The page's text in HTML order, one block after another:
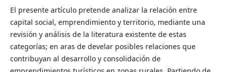
El presente artículo pretende analizar la relación entre
capital social, emprendimiento y territorio, mediante una
revisión y análisis de la literatura existente de estas
categorías; en aras de develar posibles relaciones que
contribuyan al desarrollo y consolidación de